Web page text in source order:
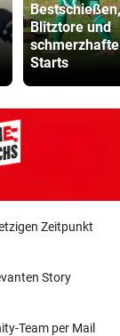
Bestschießen,
Blitztore und
schmerzhafte
Starts
Zeitpunkt
Story
Team per Mail